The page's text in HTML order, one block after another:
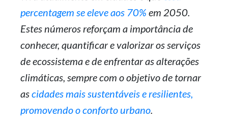
percentagem se eleve aos 70% em 2050.
Estes números reforçam a importância de
conhecer, quantificar e valorizar os serviços
de ecossistema e de enfrentar as alterações
climáticas, sempre com o objetivo de tornar
ascidades mais sustentáveis e resilientes,
promovendo o conforto urbano.